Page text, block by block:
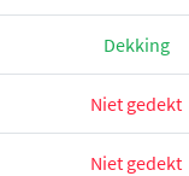
Dekking
Niet gedekt
Niet gedekt